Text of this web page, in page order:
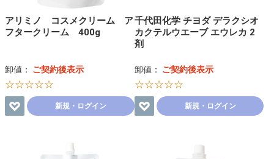
アリミノ コスメクリーム ア
フタークリーム 400g
卸値： ご契約後表示
☆☆☆☆☆
新規・ログイン
千代田化学 チヨダ デラクシオ
カクテルウエーブ エウレカ 2
剤
卸値： ご契約後表示
☆☆☆☆☆
新規・ログイン